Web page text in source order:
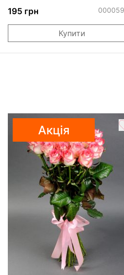
обіймами"
195 грн
Купити
Акція